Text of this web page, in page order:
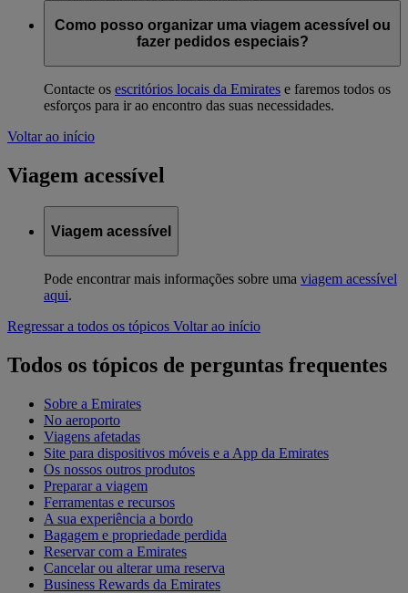
Como posso organizar uma viagem acessível ou
fazer pedidos especiais?
Contacte os escritórios locais da Emirates e faremos todos os
esforços para ir ao encontro das suas necessidades.
Voltar ao início
Viagem acessível
Viagem acessível
Pode encontrar mais informações sobre uma viagem acessível
aqui.
Regressar a todos os tópicos Voltar ao início
Todos os tópicos de perguntas frequentes
Sobre a Emirates
No aeroporto
Viagens afetadas
Site para dispositivos móveis e a App da Emirates
Os nossos outros produtos
Preparar a viagem
Ferramentas e recursos
A sua experiência a bordo
Bagagem e propriedade perdida
Reservar com a Emirates
Cancelar ou alterar uma reserva
Business Rewards da Emirates